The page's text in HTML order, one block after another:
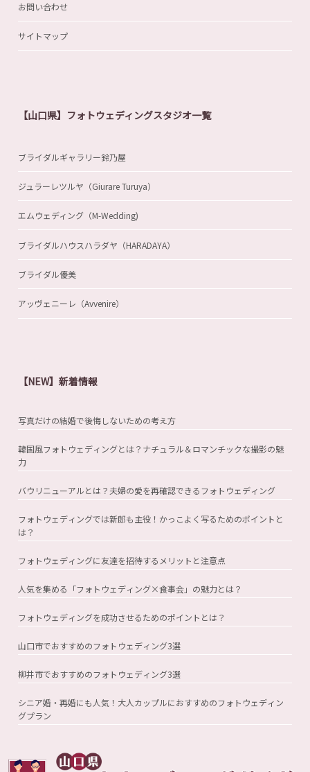
お問い合わせ
サイトマップ
【山口県】フォトウェディングスタジオ一覧
ブライダルギャラリー鈴乃屋
ジュラーレツルヤ（Giurare Turuya）
エムウェディング（M-Wedding)
ブライダルハウスハラダヤ（HARADAYA）
ブライダル優美
アッヴェニーレ（Avvenire）
【NEW】新着情報
写真だけの結婚で後悔しないための考え方
韓国風フォトウェディングとは？ナチュラル＆ロマンチックな撮影の魅
力
バウリニューアルとは？夫婦の愛を再確認できるフォトウェディング
フォトウェディングでは新郎も主役！かっこよく写るためのポイントと
は？
フォトウェディングに友達を招待するメリットと注意点
人気を集める「フォトウェディング×食事会」の魅力とは？
フォトウェディングを成功させるためのポイントとは？
山口市でおすすめのフォトウェディング3選
柳井市でおすすめのフォトウェディング3選
シニア婚・再婚にも人気！大人カップルにおすすめのフォトウェディン
グプラン